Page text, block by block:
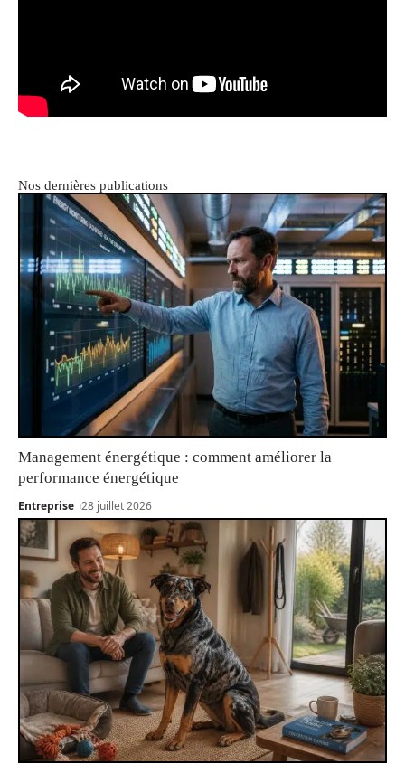
Nos dernières publications
Management énergétique : comment améliorer la
performance énergétique
Entreprise 28 juillet 2026